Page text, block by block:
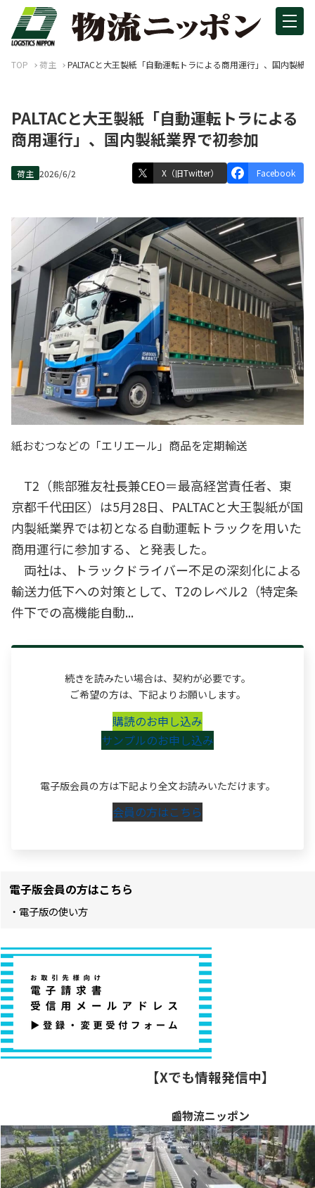
TOP 荷主 PALTACと大王製紙「自動運転トラによる商用運行」、国内製紙
PALTACと大王製紙「自動運転トラによる
商用運行」、国内製紙業界で初参加
荷主 2026/6/2 X（旧Twitter） Facebook
紙おむつなどの「エリエール」商品を定期輸送
T2（熊部雅友社長兼CEO＝最高経営責任者、東
京都千代田区）は5月28日、PALTACと大王製紙が国
内製紙業界では初となる自動運転トラックを用いた
商用運行に参加する、と発表した。
両社は、トラックドライバー不足の深刻化による
輸送力低下への対策として、T2のレベル2（特定条
件下での高機能自動...
続きを読みたい場合は、契約が必要です。
ご希望の方は、下記よりお願いします。
購読のお申し込み
サンプルのお申し込み
電子版会員の方は下記より全文お読みいただけます。
会員の方はこちら
電子版会員の方はこちら
・電子版の使い方
【Xでも情報発信中】
📰物流ニッポン